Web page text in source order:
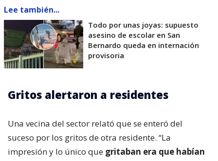
Lee también...
Todo por unas joyas: supuesto
asesino de escolar en San
Bernardo queda en internación
provisoria
Gritos alertaron a residentes
Una vecina del sector relató que se enteró del
suceso por los gritos de otra residente. “La
impresión y lo único que gritaban era que habían